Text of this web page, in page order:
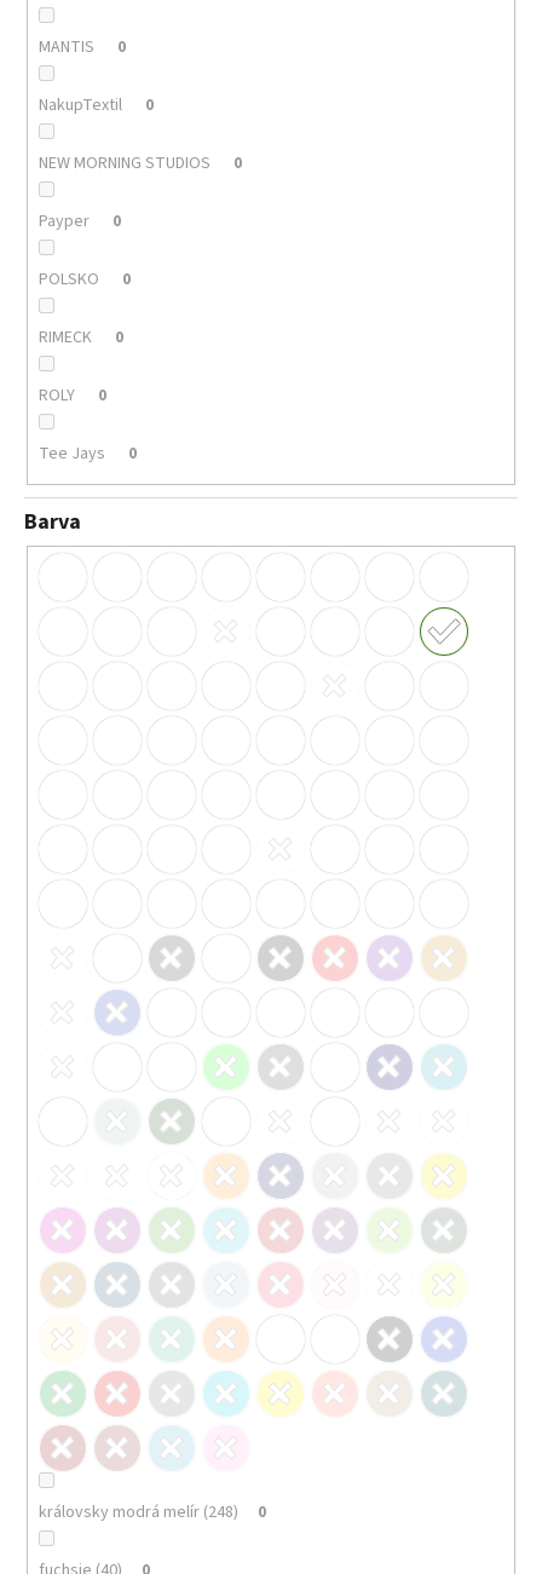
MANTIS 0
NakupTextil 0
NEW MORNING STUDIOS 0
Payper 0
POLSKO 0
RIMECK 0
ROLY 0
Tee Jays 0
Barva
královsky modrá melír (248) 0